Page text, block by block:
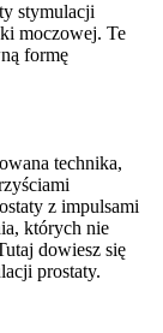
stymulacji
moczowej. Te
formę
technika,
z impulsami
których nie
dowiesz się
prostaty.